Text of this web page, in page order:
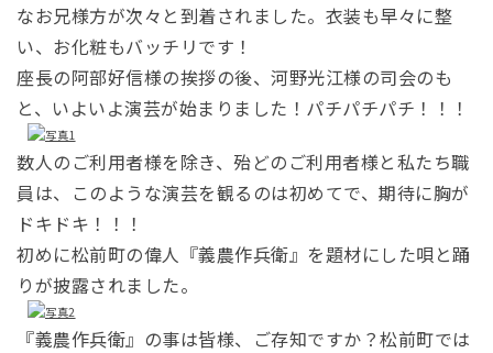
なお兄様方が次々と到着されました。衣装も早々に整
い、お化粧もバッチリです！
座長の阿部好信様の挨拶の後、河野光江様の司会のも
と、いよいよ演芸が始まりました！パチパチパチ！！！
数人のご利用者様を除き、殆どのご利用者様と私たち職
員は、このような演芸を観るのは初めてで、期待に胸が
ドキドキ！！！
初めに松前町の偉人『義農作兵衛』を題材にした唄と踊
りが披露されました。
『義農作兵衛』の事は皆様、ご存知ですか？松前町では